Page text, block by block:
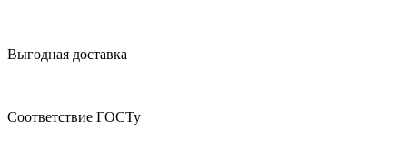
Выгодная доставка
Соответствие ГОСТу